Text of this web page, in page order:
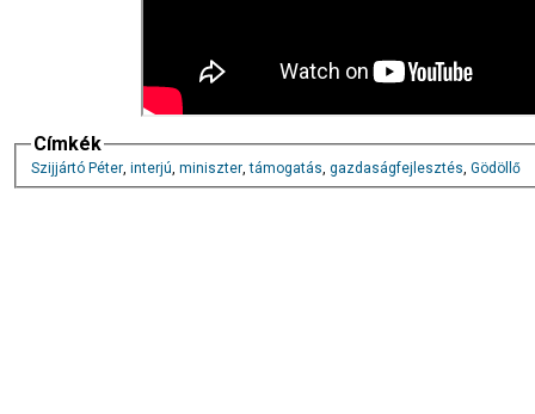
Címkék
Szijjártó Péter, interjú, miniszter,támogatás, gazdaságfejlesztés, Gödöllő